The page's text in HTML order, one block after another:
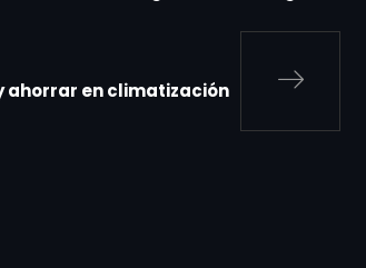
ahorrar en climatización